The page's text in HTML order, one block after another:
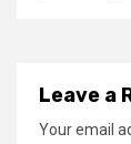
Leave a
Your email